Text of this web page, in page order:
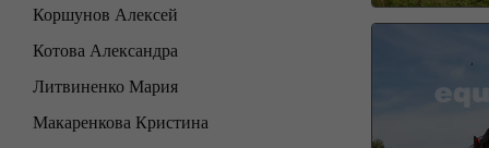
Коршунов Алексей
Котова Александра
Литвиненко Мария
Макаренкова Кристина